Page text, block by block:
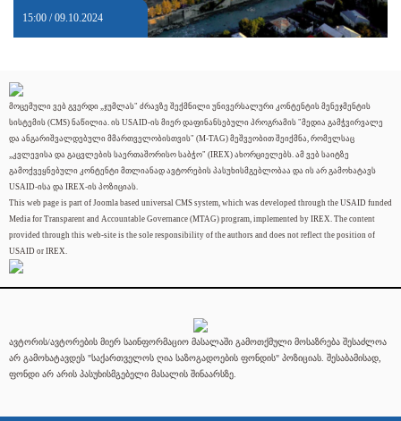
15:00 / 09.10.2024
მოცემული ვებ გვერდი „ჯუმლას" ძრავზე შექმნილი უნივერსალური კონტენტის მენეჯმენტის
სისტემის (CMS) ნაწილია. ის USAID-ის მიერ დაფინანსებული პროგრამის "მედია გამჭვირვალე
და ანგარიშვალდებული მმართველობისთვის" (M-TAG) მეშვეობით შეიქმნა, რომელსაც
„კვლევისა და გაცვლების საერთაშორისო საბჭო" (IREX) ახორციელებს. ამ ვებ საიტზე
გამოქვეყნებული კონტენტი მთლიანად ავტორების პასუხისმგებლობაა და ის არ გამოხატავს
USAID-ისა და IREX-ის პოზიციას.
This web page is part of Joomla based universal CMS system, which was developed through the USAID funded
Media for Transparent and Accountable Governance (MTAG) program, implemented by IREX. The content
provided through this web-site is the sole responsibility of the authors and does not reflect the position of
USAID or IREX.
ავტორის/ავტორების მიერ საინფორმაციო მასალაში გამოთქმული მოსაზრება შესაძლოა
არ გამოხატავდეს "საქართველოს ღია საზოგადოების ფონდის" პოზიციას. შესაბამისად,
ფონდი არ არის პასუხისმგებელი მასალის შინაარსზე.